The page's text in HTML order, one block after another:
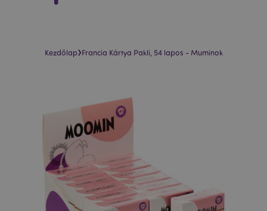
Kezdőlap›Francia Kártya Pakli, 54 lapos - Muminok